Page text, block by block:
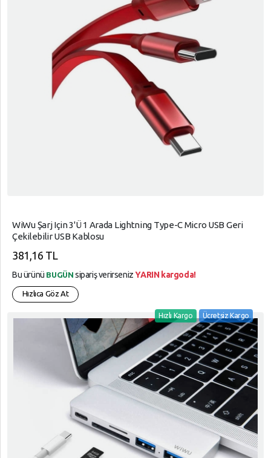
WiWu Şarj Için 3'ü 1 Arada Lightning Type-C Micro USB Geri
Çekilebilir USB Kablosu
381,16 TL
Bu ürünü BUGÜN sipariş verirsenizYARIN kargoda!
Hızlıca Göz At
Hızlı Kargo Ücretsiz Kargo